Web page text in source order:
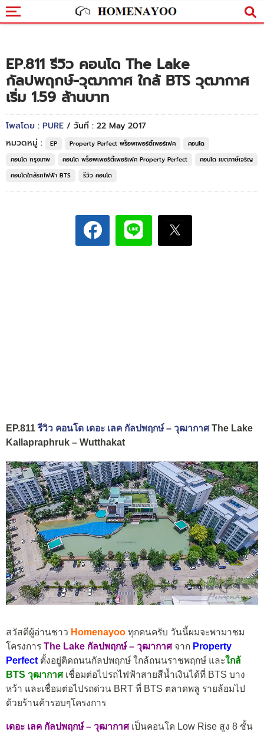
EP.811 รีวิว คอนโด The Lake
กัลปพฤกษ์-วุฒากาศ ใกล้ BTS วุฒากาศ
เริ่ม 1.59 ล้านบาท
โพสโดย : PURE / วันที่ : 22 May 2017
หมวดหมู่ :
EP Property Perfect พร็อพเพอร์ตี้เพอร์เฟค
คอนโด
คอนโด กรุงเทพ
คอนโด พร็อพเพอร์ตี้เพอร์เฟค Property Perfect
คอนโด เขตภาษีเจริญ
คอนโดใกล้รถไฟฟ้า BTS
รีวิว คอนโด
EP.811รีวิว คอนโด เดอะ เลค กัลปพฤกษ์ – วุฒากาศThe Lake
Kallapraphruk – Wutthakat
สวัสดีผู้อ่านชาว Homenayoo ทุกคนครับ วันนี้ผมจะพามาชม
โครงการ The Lake กัลปพฤกษ์ – วุฒากาศ จาก Property
Perfect ตั้งอยู่ติดถนนกัลปพฤกษ์ ใกล้ถนนราชพฤกษ์ และใกล้
BTS วุฒากาศเชื่อมต่อไปรถไฟฟ้าสายสีน้ำเงินได้ที่ BTS บาง
หว้า และเชื่อมต่อไปรถด่วน BRT ที่ BTS ตลาดพลู รายล้อมไป
ด้วยร้านค้ารอบๆโครงการ
เดอะ เลค กัลปพฤกษ์ – วุฒากาศ เป็นคอนโด Low Rise สูง 8 ชั้น